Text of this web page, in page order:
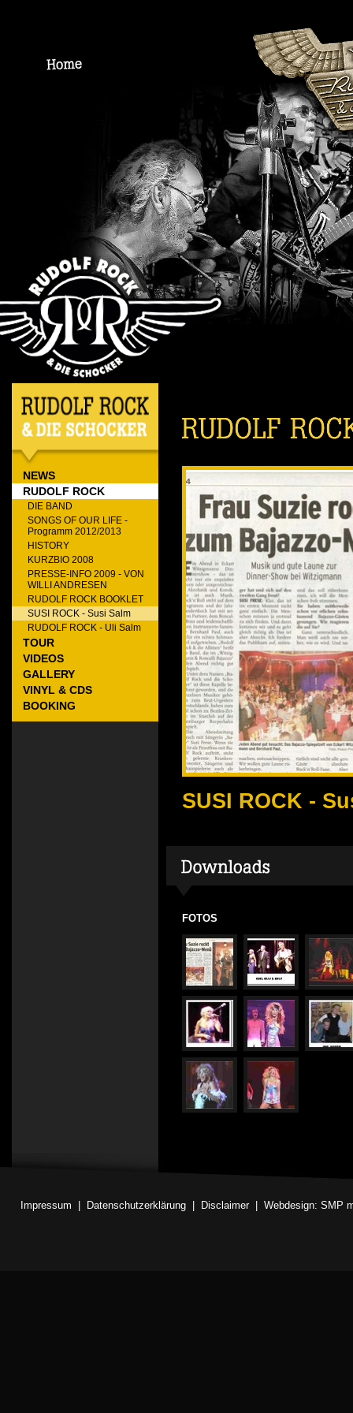
NEWS
RUDOLF ROCK
DIE BAND
SONGS OF OUR LIFE -
Programm 2012/2013
HISTORY
KURZBIO 2008
PRESSE-INFO 2009 - VON
WILLI ANDRESEN
RUDOLF ROCK BOOKLET
SUSI ROCK - Susi Salm
RUDOLF ROCK - Uli Salm
TOUR
VIDEOS
GALLERY
VINYL & CDS
BOOKING
SUSI ROCK -
FOTOS
Impressum | Datenschutzerklärung | Disclaimer | Webdesign: SMP